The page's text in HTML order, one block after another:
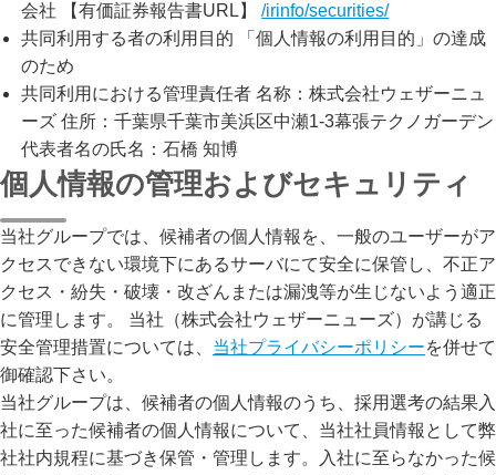
会社 【有価証券報告書URL】/irinfo/securities/
共同利用する者の利用目的 「個人情報の利用目的」の達成
のため
共同利用における管理責任者 名称：株式会社ウェザーニュ
ーズ 住所：千葉県千葉市美浜区中瀬1-3幕張テクノガーデン
代表者名の氏名：石橋 知博
個人情報の管理およびセキュリティ
当社グループでは、候補者の個人情報を、一般のユーザーがア
クセスできない環境下にあるサーバにて安全に保管し、不正ア
クセス・紛失・破壊・改ざんまたは漏洩等が生じないよう適正
に管理します。 当社（株式会社ウェザーニューズ）が講じる
安全管理措置については、 当社プライバシーポリシーを併せて
御確認下さい。
当社グループは、候補者の個人情報のうち、採用選考の結果入
社に至った候補者の個人情報について、当社社員情報として弊
社社内規程に基づき保管・管理します。入社に至らなかった候